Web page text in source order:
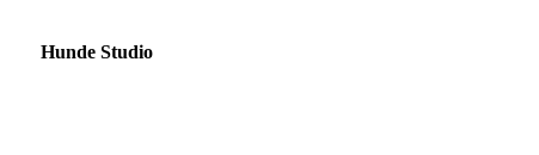
Hunde Studio